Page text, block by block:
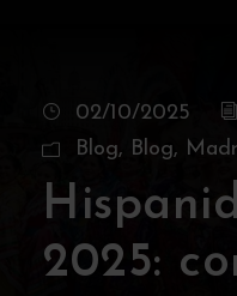
02/10/2025
Blog, Blog,
2025: